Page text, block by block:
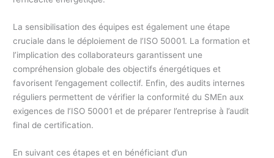
La sensibilisation des équipes est également une étape
cruciale dans le déploiement de l’ISO 50001. La formation et
l’implication des collaborateurs garantissent une
compréhension globale des objectifs énergétiques et
favorisent l’engagement collectif. Enfin, des audits internes
réguliers permettent de vérifier la conformité du SMEn aux
exigences de l’ISO 50001 et de préparer l’entreprise à l’audit
final de certification.
En suivant ces étapes et en bénéficiant d’un